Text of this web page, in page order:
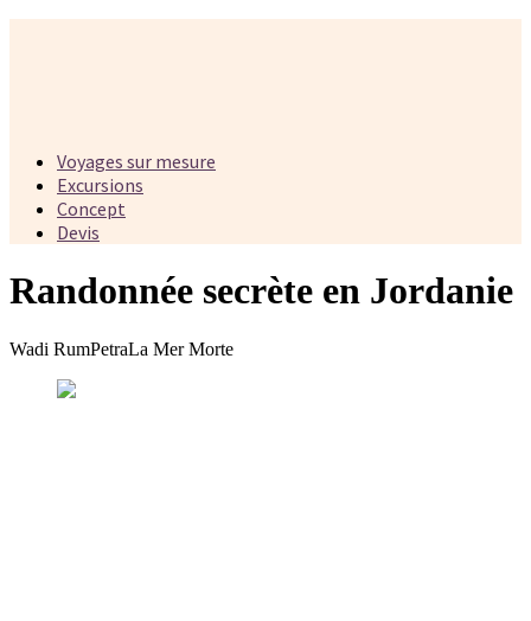
Voyages sur mesure
Excursions
Concept
Devis
Randonnée secrète en Jordanie
Wadi RumPetraLa Mer Morte